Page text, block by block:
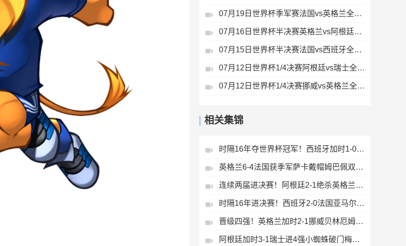
07月19日世界杯季军赛法国vs英格兰全场录像
07月16日世界杯半决赛英格兰vs阿根廷全场录像
07月15日世界杯半决赛法国vs西班牙全场录像
07月12日世界杯1/4决赛阿根廷vs瑞士全场录像
07月12日世界杯1/4决赛挪威vs英格兰全场录像
相关集锦
时隔16年夺世界杯冠军！西班牙加时1-0阿根廷费兰制胜恩佐染红
英格兰6-4法国获季军萨卡戴帽姆巴佩双响创纪录奥利塞2助+失良机
连续两届进决赛！阿根廷2-1绝杀英格兰劳塔罗恩佐破门梅西两助攻
时隔16年进决赛！西班牙2-0法国亚马尔造点奥亚萨瓦尔、波罗破门
晋级四强！英格兰加时2-1挪威贝林厄姆连场双响谢尔德鲁普破门
阿根廷加时3-1瑞士进4强小蜘蛛破门梅西助攻麦卡恩博洛假摔染红